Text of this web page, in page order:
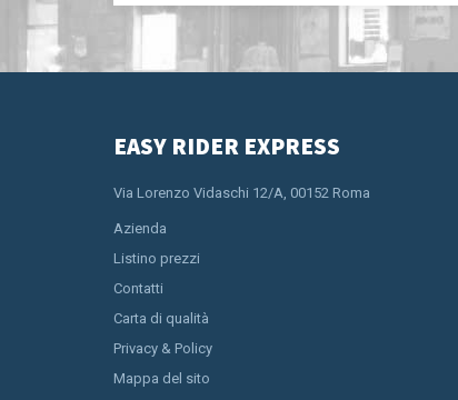
EASY RIDER EXPRESS
Via Lorenzo Vidaschi 12/A, 00152 Roma
Azienda
Listino prezzi
Contatti
Carta di qualità
Privacy & Policy
Mappa del sito